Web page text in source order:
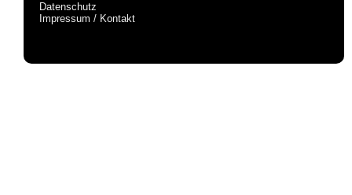
Datenschutz
Impressum / Kontakt